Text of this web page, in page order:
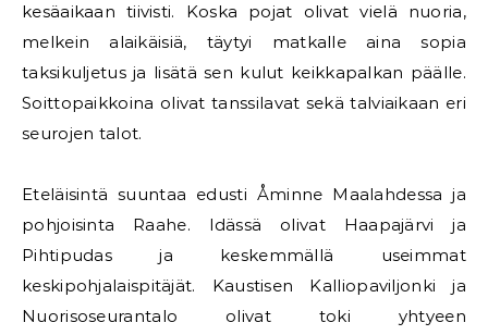
kesäaikaan tiivisti. Koska pojat olivat vielä nuoria,
melkein alaikäisiä, täytyi matkalle aina sopia
taksikuljetus ja lisätä sen kulut keikkapalkan päälle.
Soittopaikkoina olivat tanssilavat sekä talviaikaan eri
seurojen talot.
Eteläisintä suuntaa edusti Åminne Maalahdessa ja
pohjoisinta Raahe. Idässä olivat Haapajärvi ja
Pihtipudas ja keskemmällä useimmat
keskipohjalaispitäjät. Kaustisen Kalliopaviljonki ja
Nuorisoseurantalo olivat toki yhtyeen